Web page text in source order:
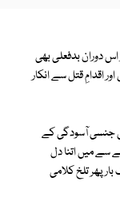
دوران بدفعلی بھی
اقدامِ قتل سے انکار
جنسی آسودگی کے
سے میں اتنا دل
پھر تلخ کلامی